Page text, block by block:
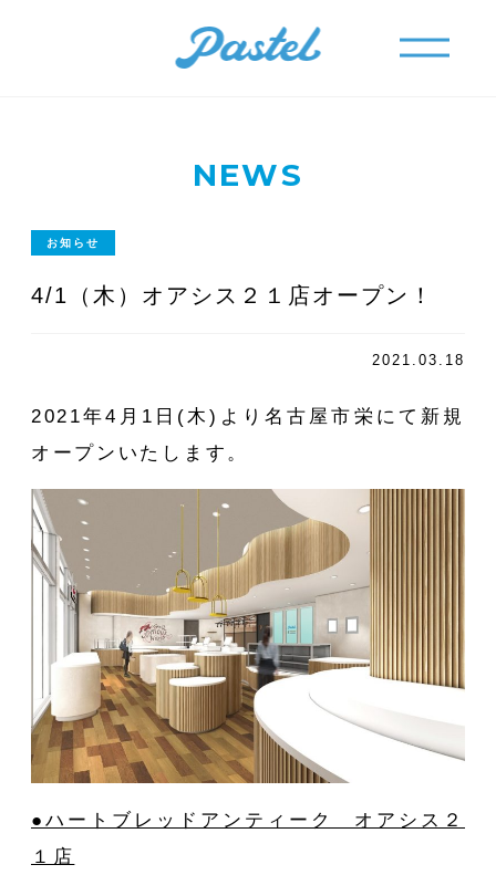
メニュー
NEWS
お知らせ
4/1（木）オアシス２１店オープン！
2021.03.18
2021年4月1日(木)より名古屋市栄にて新規
オープンいたします。
●ハートブレッドアンティーク オアシス２
１店